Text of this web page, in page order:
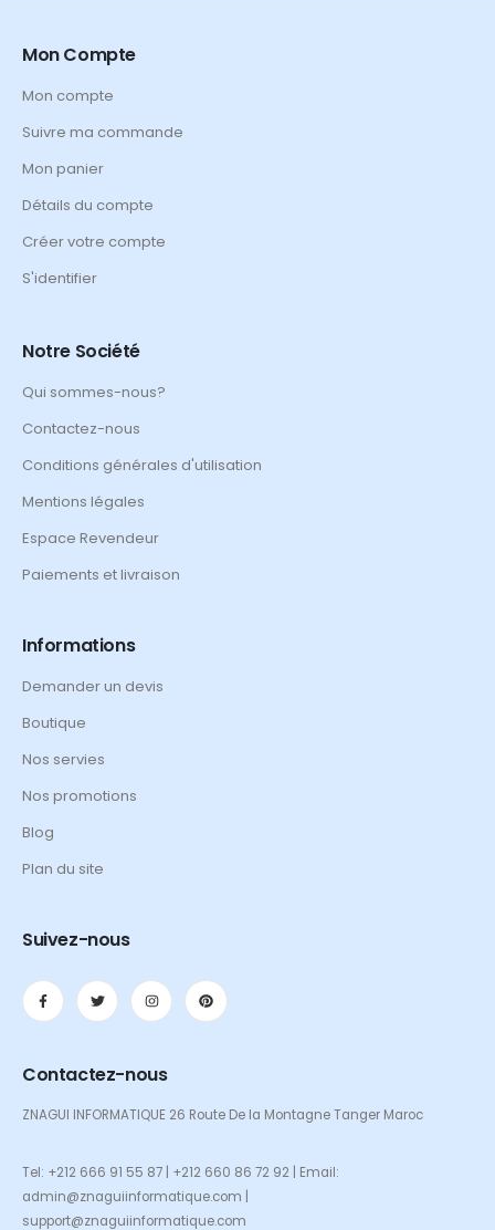
Mon Compte
Mon compte
Suivre ma commande
Mon panier
Détails du compte
Créer votre compte
S'identifier
Notre Société
Qui sommes-nous?
Contactez-nous
Conditions générales d'utilisation
Mentions légales
Espace Revendeur
Paiements et livraison
Informations
Demander un devis
Boutique
Nos servies
Nos promotions
Blog
Plan du site
Suivez-nous
Contactez-nous
ZNAGUI INFORMATIQUE 26 Route De la Montagne Tanger Maroc
Tel: +212 666 91 55 87 | +212 660 86 72 92 | Email:
admin@znaguiinformatique.com |
support@znaguiinformatique.com